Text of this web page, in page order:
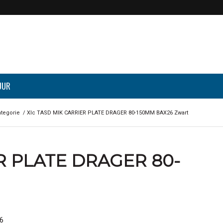
/ Xlc TASD MIK CARRIER PLATE DRAGER 80-150MM BAX26 Zwart
PLATE DRAGER 80-